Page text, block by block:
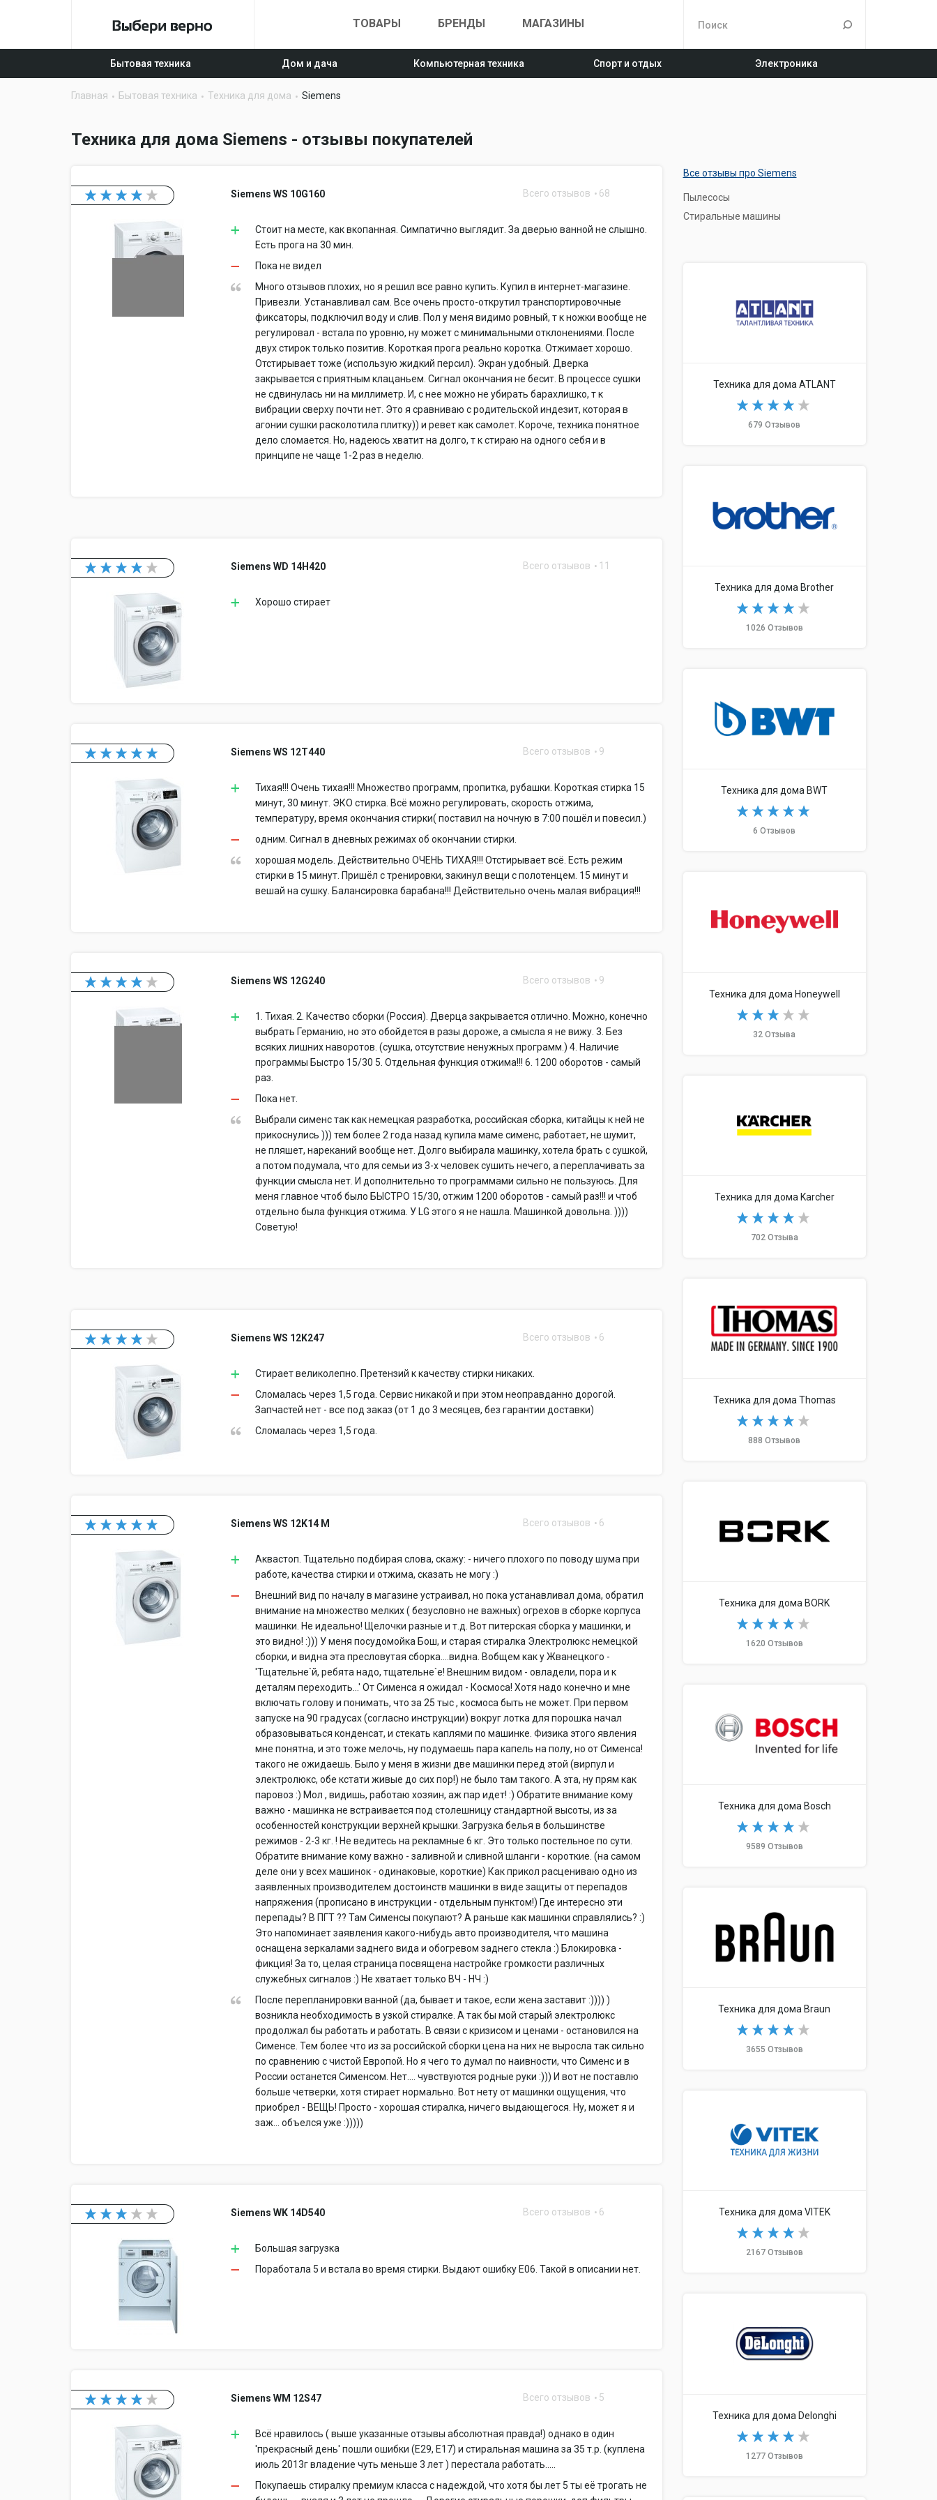
ТОВАРЫ БРЕНДЫ МАГАЗИНЫ
Бытовая техника Дом и дача Компьютерная техника Спорт и отдых Электроника
Главная Бытовая техника Техника для дома Siemens
Техника для дома Siemens - отзывы покупателей
Siemens WS 10G160 Всего отзывов 68
Стоит на месте, как вкопанная. Симпатично выглядит. За дверью ванной не слышно.
Есть прога на 30 мин.
Пока не видел
Много отзывов плохих, но я решил все равно купить. Купил в интернет-магазине.
Привезли. Устанавливал сам. Все очень просто-открутил транспортировочные
фиксаторы, подключил воду и слив. Пол у меня видимо ровный, т к ножки вообще не
регулировал - встала по уровню, ну может с минимальными отклонениями. После
двух стирок только позитив. Короткая прога реально коротка. Отжимает хорошо.
Отстирывает тоже (использую жидкий персил). Экран удобный. Дверка
закрывается с приятным клацаньем. Сигнал окончания не бесит. В процессе сушки
не сдвинулась ни на миллиметр. И, с нее можно не убирать барахлишко, т к
вибрации сверху почти нет. Это я сравниваю с родительской индезит, которая в
агонии сушки расколотила плитку)) и ревет как самолет. Короче, техника понятное
дело сломается. Но, надеюсь хватит на долго, т к стираю на одного себя и в
принципе не чаще 1-2 раз в неделю.
Siemens WD 14H420 Всего отзывов 11
Хорошо стирает
Siemens WS 12T440 Всего отзывов 9
Тихая!!! Очень тихая!!! Множество программ, пропитка, рубашки. Короткая стирка 15
минут, 30 минут. ЭКО стирка. Всё можно регулировать, скорость отжима,
температуру, время окончания стирки( поставил на ночную в 7:00 пошёл и повесил.)
одним. Сигнал в дневных режимах об окончании стирки.
хорошая модель. Действительно ОЧЕНЬ ТИХАЯ!!! Отстирывает всё. Есть режим
стирки в 15 минут. Пришёл с тренировки, закинул вещи с полотенцем. 15 минут и
вешай на сушку. Балансировка барабана!!! Действительно очень малая вибрация!!!
Siemens WS 12G240 Всего отзывов 9
1. Тихая. 2. Качество сборки (Россия). Дверца закрывается отлично. Можно, конечно
выбрать Германию, но это обойдется в разы дороже, а смысла я не вижу. 3. Без
всяких лишних наворотов. (сушка, отсутствие ненужных программ.) 4. Наличие
программы Быстро 15/30 5. Отдельная функция отжима!!! 6. 1200 оборотов - самый
раз.
Пока нет.
Выбрали сименс так как немецкая разработка, российская сборка, китайцы к ней не
прикоснулись ))) тем более 2 года назад купила маме сименс, работает, не шумит,
не пляшет, нареканий вообще нет. Долго выбирала машинку, хотела брать с сушкой,
а потом подумала, что для семьи из 3-х человек сушить нечего, а переплачивать за
функции смысла нет. И дополнительно то программами сильно не пользуюсь. Для
меня главное чтоб было БЫСТРО 15/30, отжим 1200 оборотов - самый раз!!! и чтоб
отдельно была функция отжима. У LG этого я не нашла. Машинкой довольна. ))))
Советую!
Siemens WS 12K247 Всего отзывов 6
Стирает великолепно. Претензий к качеству стирки никаких.
Сломалась через 1,5 года. Сервис никакой и при этом неоправданно дорогой.
Запчастей нет - все под заказ (от 1 до 3 месяцев, без гарантии доставки)
Сломалась через 1,5 года.
Siemens WS 12K14 M Всего отзывов 6
Аквастоп. Тщательно подбирая слова, скажу: - ничего плохого по поводу шума при
работе, качества стирки и отжима, сказать не могу :)
Внешний вид по началу в магазине устраивал, но пока устанавливал дома, обратил
внимание на множество мелких ( безусловно не важных) огрехов в сборке корпуса
машинки. Не идеально! Щелочки разные и т.д. Вот питерская сборка у машинки, и
это видно! :))) У меня посудомойка Бош, и старая стиралка Электролюкс немецкой
сборки, и видна эта пресловутая сборка....видна. Вобщем как у Жванецкого -
'Тщательне`й, ребята надо, тщательне`е! Внешним видом - овладели, пора и к
деталям переходить...' От Сименса я ожидал - Космоса! Хотя надо конечно и мне
включать голову и понимать, что за 25 тыс , космоса быть не может. При первом
запуске на 90 градусах (согласно инструкции) вокруг лотка для порошка начал
образовываться конденсат, и стекать каплями по машинке. Физика этого явления
мне понятна, и это тоже мелочь, ну подумаешь пара капель на полу, но от Сименса!
такого не ожидаешь. Было у меня в жизни две машинки перед этой (вирпул и
электролюкс, обе кстати живые до сих пор!) не было там такого. А эта, ну прям как
паровоз :) Мол , видишь, работаю хозяин, аж пар идет! :) Обратите внимание кому
важно - машинка не встраивается под столешницу стандартной высоты, из за
особенностей конструкции верхней крышки. Загрузка белья в большинстве
режимов - 2-3 кг. ! Не ведитесь на рекламные 6 кг. Это только постельное по сути.
Обратите внимание кому важно - заливной и сливной шланги - короткие. (на самом
деле они у всех машинок - одинаковые, короткие) Как прикол расцениваю одно из
заявленных производителем достоинств машинки в виде защиты от перепадов
напряжения (прописано в инструкции - отдельным пунктом!) Где интересно эти
перепады? В ПГТ ?? Там Сименсы покупают? А раньше как машинки справлялись? :)
Это напоминает заявления какого-нибудь авто производителя, что машина
оснащена зеркалами заднего вида и обогревом заднего стекла :) Блокировка -
фикция! За то, целая страница посвящена настройке громкости различных
служебных сигналов :) Не хватает только ВЧ - НЧ :)
После перепланировки ванной (да, бывает и такое, если жена заставит :)))) )
возникла необходимость в узкой стиралке. А так бы мой старый электролюкс
продолжал бы работать и работать. В связи с кризисом и ценами - остановился на
Сименсе. Тем более что из за российской сборки цена на них не выросла так сильно
по сравнению с чистой Европой. Но я чего то думал по наивности, что Сименс и в
России останется Сименсом. Нет.... чувствуются родные руки :))) И вот не поставлю
больше четверки, хотя стирает нормально. Вот нету от машинки ощущения, что
приобрел - ВЕЩЬ! Просто - хорошая стиралка, ничего выдающегося. Ну, может я и
заж... объелся уже :)))))
Siemens WK 14D540 Всего отзывов 6
Большая загрузка
Поработала 5 и встала во время стирки. Выдают ошибку Е06. Такой в описании нет.
Siemens WM 12S47 Всего отзывов 5
Всё нравилось ( выше указанные отзывы абсолютная правда!) однако в один
'прекрасный день' пошли ошибки (E29, E17) и стиральная машина за 35 т.р. (куплена
июль 2013г владение чуть меньше 3 лет ) перестала работать.....
Покупаешь стиралку премиум класса с надеждой, что хотя бы лет 5 ты её трогать не
Все отзывы про Siemens
Пылесосы
Стиральные машины
Техника для дома ATLANT
679 Отзывов
Техника для дома Brother
1026 Отзывов
Техника для дома BWT
6 Отзывов
Техника для дома Honeywell
32 Отзыва
Техника для дома Karcher
702 Отзыва
Техника для дома Thomas
888 Отзывов
Техника для дома BORK
1620 Отзывов
Техника для дома Bosch
9589 Отзывов
Техника для дома Braun
3655 Отзывов
Техника для дома VITEK
2167 Отзывов
Техника для дома Delonghi
1277 Отзывов